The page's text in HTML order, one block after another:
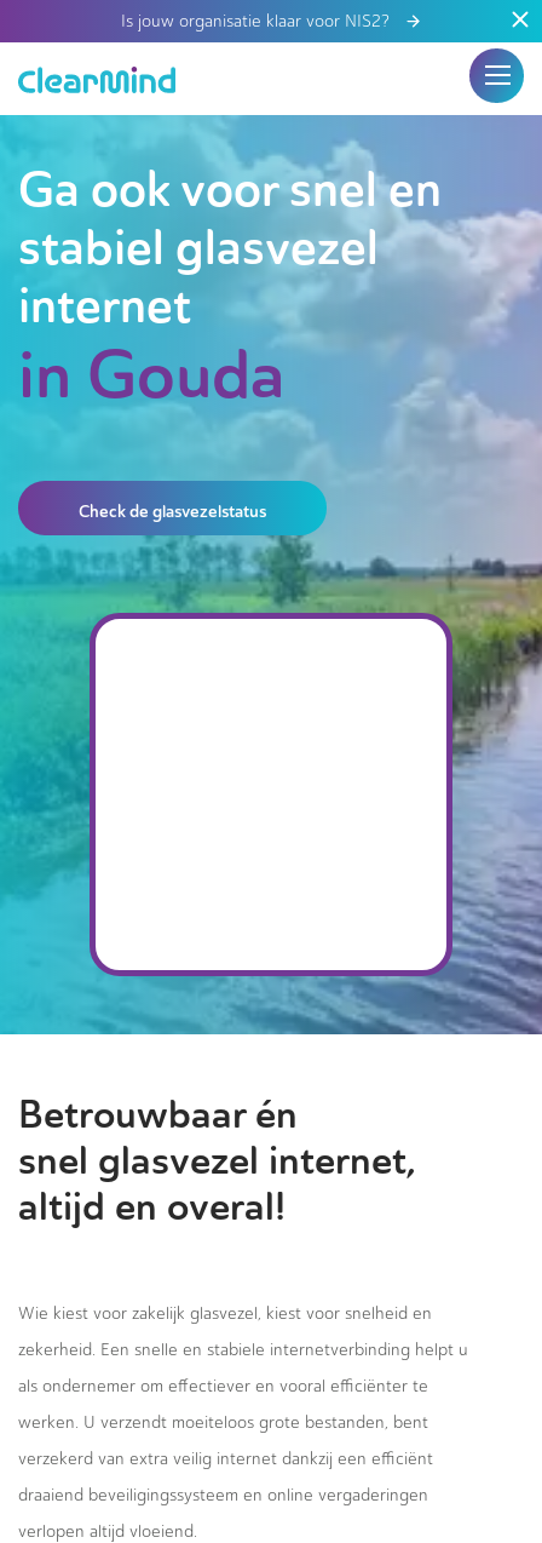
Is jouw organisatie klaar voor NIS2?
Ga ook voor snel en
stabiel glasvezel
internet
in Gouda
Check de glasvezelstatus
Betrouwbaar én
snel glasvezel internet,
altijd en overal!
Wie kiest voor zakelijk glasvezel, kiest voor snelheid en
zekerheid. Een snelle en stabiele internetverbinding helpt u
als ondernemer om effectiever en vooral efficiënter te
werken. U verzendt moeiteloos grote bestanden, bent
verzekerd van extra veilig internet dankzij een efficiënt
draaiend beveiligingssysteem en online vergaderingen
verlopen altijd vloeiend.